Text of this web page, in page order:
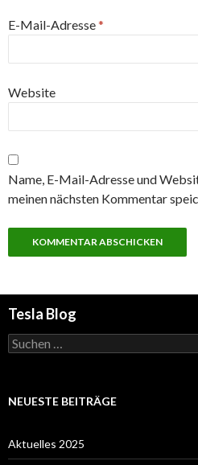
E-Mail-Adresse*
Website
Name, E-Mail-Adresse und
meinen nächsten Kommentar
Tesla Blog
Suchen
nach:
NEUESTE BEITRÄGE
Aktuelles 2025